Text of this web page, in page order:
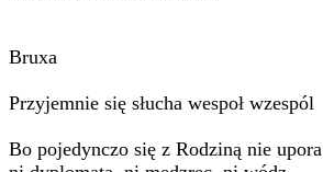
Bruxa
Przyjemnie się słucha wespoł wzespól
Bo pojedynczo się z Rodziną nie upora